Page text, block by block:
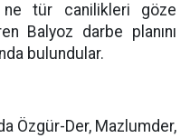
ne tür canilikleri göze
Balyoz darbe planını
bulundular.
Özgür-Der, Mazlumder,